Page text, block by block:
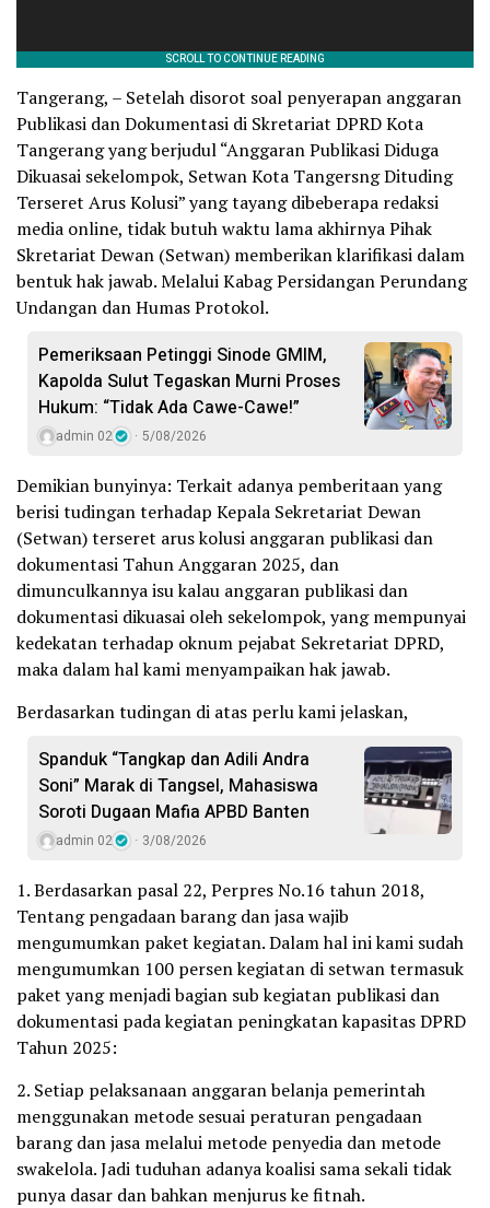
Tangerang, – Setelah disorot soal penyerapan anggaran
Publikasi dan Dokumentasi di Skretariat DPRD Kota
Tangerang yang berjudul “Anggaran Publikasi Diduga
Dikuasai sekelompok, Setwan Kota Tangersng Dituding
Terseret Arus Kolusi” yang tayang dibeberapa redaksi
media online, tidak butuh waktu lama akhirnya Pihak
Skretariat Dewan (Setwan) memberikan klarifikasi dalam
bentuk hak jawab. Melalui Kabag Persidangan Perundang
Undangan dan Humas Protokol.
Pemeriksaan Petinggi Sinode GMIM,
Kapolda Sulut Tegaskan Murni Proses
Hukum: “Tidak Ada Cawe-Cawe!”
admin 02 5/08/2026
Demikian bunyinya: Terkait adanya pemberitaan yang
berisi tudingan terhadap Kepala Sekretariat Dewan
(Setwan) terseret arus kolusi anggaran publikasi dan
dokumentasi Tahun Anggaran 2025, dan
dimunculkannya isu kalau anggaran publikasi dan
dokumentasi dikuasai oleh sekelompok, yang mempunyai
kedekatan terhadap oknum pejabat Sekretariat DPRD,
maka dalam hal kami menyampaikan hak jawab.
Berdasarkan tudingan di atas perlu kami jelaskan,
Spanduk “Tangkap dan Adili Andra
Soni” Marak di Tangsel, Mahasiswa
Soroti Dugaan Mafia APBD Banten
admin 02 3/08/2026
1. Berdasarkan pasal 22, Perpres No.16 tahun 2018,
Tentang pengadaan barang dan jasa wajib
mengumumkan paket kegiatan. Dalam hal ini kami sudah
mengumumkan 100 persen kegiatan di setwan termasuk
paket yang menjadi bagian sub kegiatan publikasi dan
dokumentasi pada kegiatan peningkatan kapasitas DPRD
Tahun 2025:
2. Setiap pelaksanaan anggaran belanja pemerintah
menggunakan metode sesuai peraturan pengadaan
barang dan jasa melalui metode penyedia dan metode
swakelola. Jadi tuduhan adanya koalisi sama sekali tidak
punya dasar dan bahkan menjurus ke fitnah.